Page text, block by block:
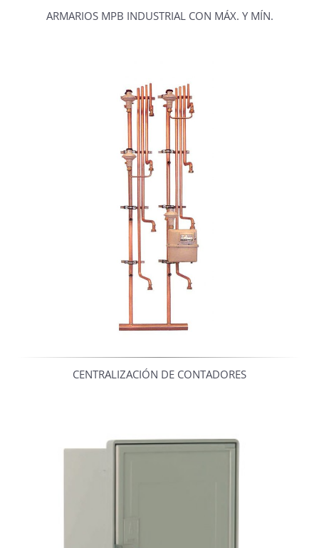
ARMARIOS MPB INDUSTRIAL CON MÁX. Y MÍN.
CENTRALIZACIÓN DE CONTADORES